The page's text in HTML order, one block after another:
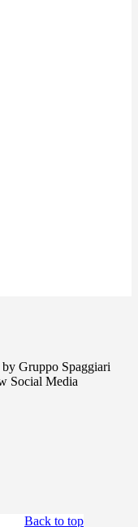
Gruppo Spaggiari
Social Media
Back to top